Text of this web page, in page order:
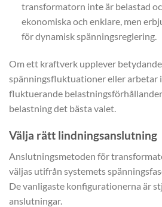
transformatorn inte är belastad
ekonomiska och enklare, men
för dynamisk spänningsreglering.
Om ett kraftverk upplever betydande
spänningsfluktuationer eller arbetar
fluktuerande
belastning det bästa valet.
Välja rätt lindningsanslutning
Anslutningsmetoden för
väljas utifrån systemets
De vanligaste konfigurationerna är
anslutningar.